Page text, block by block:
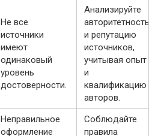
Не все
источники
имеют
одинаковый
уровень
достоверности.
Анализируйте
авторитетность
и репутацию
источников,
учитывая опыт
и
квалификацию
авторов.
Неправильное
оформление
Соблюдайте
правила